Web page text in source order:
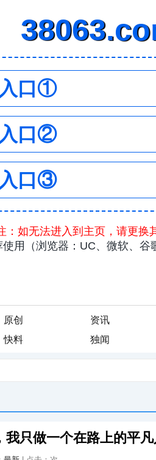
原创 资讯
快料 独闻
我只做一个在路上的平凡